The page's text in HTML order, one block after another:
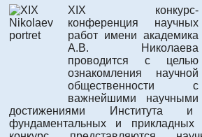
XIX конкурс-
конференция научных
работ имени академика
А.В. Николаева
проводится с целью
ознакомления научной
общественности с
важнейшими научными
достижениями Института и
фундаментальных и прикладных